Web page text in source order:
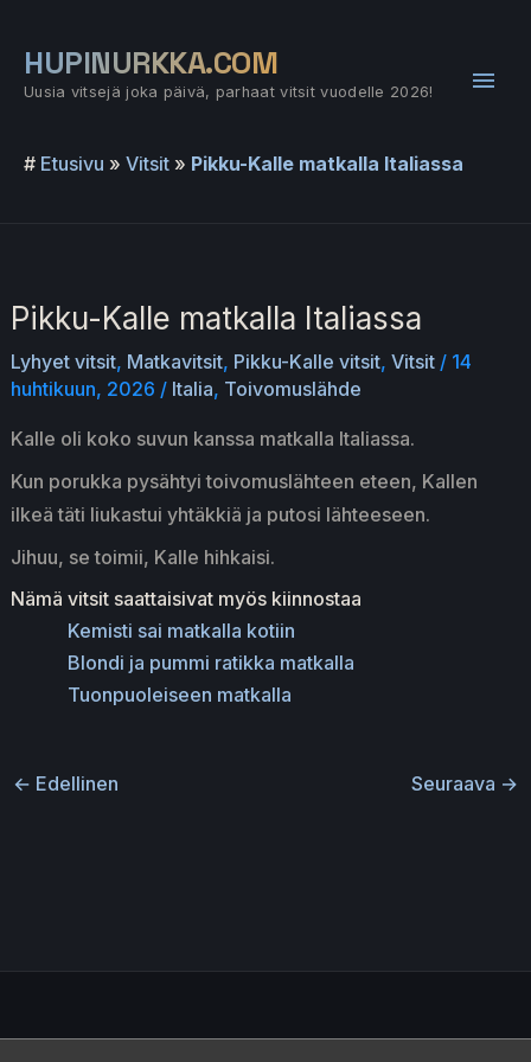
sisältöön
HUPINURKKA.COM
Uusia vitsejä joka päivä, parhaat vitsit vuodelle 2026!
# Etusivu » Vitsit » Pikku-Kalle matkalla Italiassa
Pikku-Kalle matkalla Italiassa
Lyhyet vitsit, Matkavitsit, Pikku-Kalle vitsit, Vitsit/ 14
huhtikuun, 2026 / Italia, Toivomuslähde
Kalle oli koko suvun kanssa matkalla Italiassa.
Kun porukka pysähtyi toivomuslähteen eteen, Kallen
ilkeä täti liukastui yhtäkkiä ja putosi lähteeseen.
Jihuu, se toimii, Kalle hihkaisi.
Nämä vitsit saattaisivat myös kiinnostaa
Kemisti sai matkalla kotiin
Blondi ja pummi ratikka matkalla
Tuonpuoleiseen matkalla
← Edellinen Seuraava →